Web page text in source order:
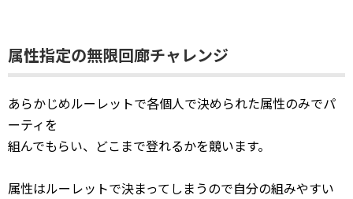
属性指定の無限回廊チャレンジ
あらかじめルーレットで各個人で決められた属性のみでパ
ーティを
組んでもらい、どこまで登れるかを競います。
属性はルーレットで決まってしまうので自分の組みやすい